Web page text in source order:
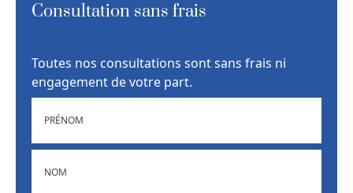
Consultation sans frais
Toutes nos consultations sont sans frais ni
engagement de votre part.